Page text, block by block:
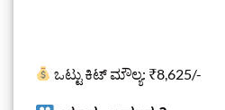
ಒಟ್ಟು ಕಿಟ್ ಮೌಲ್ಯ: ₹8,625/-